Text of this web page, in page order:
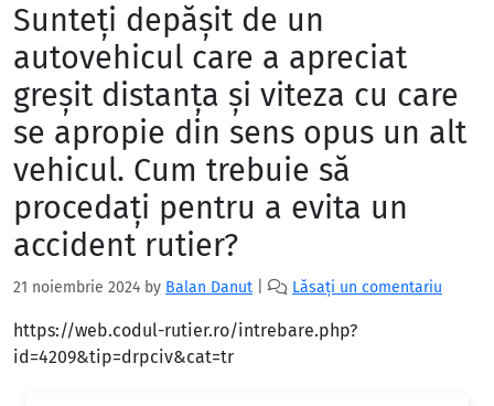
Sunteți depășit de un
autovehicul care a apreciat
greșit distanța și viteza cu care
se apropie din sens opus un alt
vehicul. Cum trebuie să
procedați pentru a evita un
accident rutier?
21 noiembrie 2024 by Balan Danut Lăsați un comentariu
https://web.codul-rutier.ro/intrebare.php?
id=4209&tip=drpciv&cat=tr